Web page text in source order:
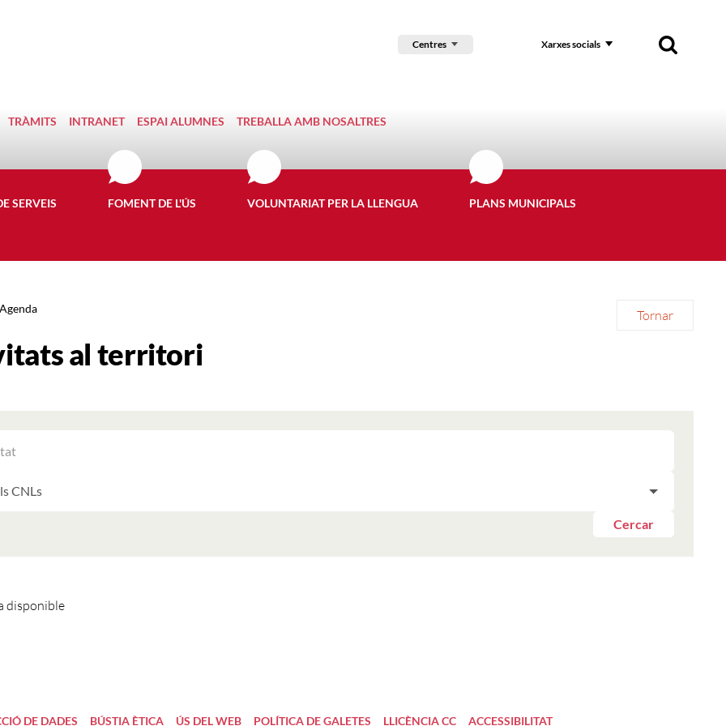
Centres Xarxes socials
TRÀMITS INTRANET ESPAI ALUMNES TREBALLA AMB NOSALTRES
SERVEIS FOMENT DE L'ÚS VOLUNTARIAT PER LA LLENGUA PLANS MUNICIPALS
Agenda Tornar
al territori
Cercar
disponible
DE DADES BÚSTIA ÈTICA ÚS DEL WEB POLÍTICA DE GALETES LLICÈNCIA CC ACCESSIBILITAT